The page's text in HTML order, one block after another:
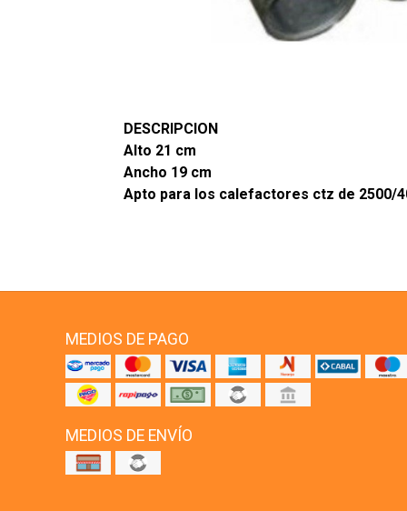
DESCRIPCION
Alto 21 cm
Ancho 19 cm
Apto para los calefactores ctz de 2500/
MEDIOS DE PAGO
MEDIOS DE ENVÍO